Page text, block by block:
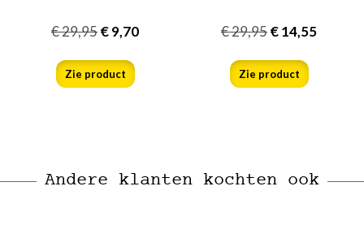
€29,95€9,70
Zie product
€29,95€14,55
Zie product
Andere klanten kochten ook